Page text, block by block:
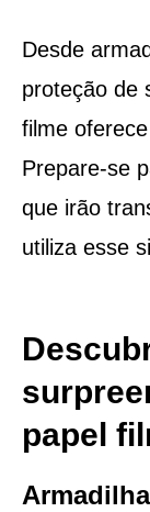
Desde
proteção de
filme
Prepare-se
que irão
utiliza esse
papel